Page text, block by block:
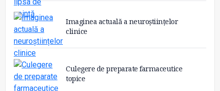
Imaginea actuală a neuroștiințelor
clinice
Culegere de preparate farmaceutice
topice